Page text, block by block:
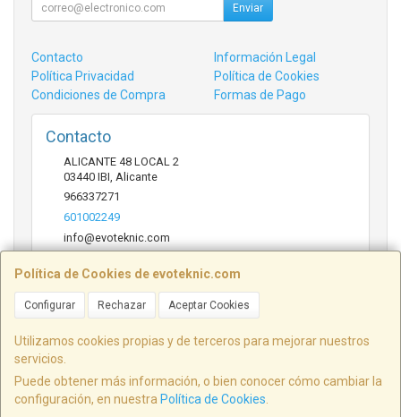
Política de Cookies de evoteknic.com
Configurar Rechazar Aceptar Cookies
Utilizamos cookies propias y de terceros para mejorar nuestros
servicios.
Puede obtener más información, o bien conocer cómo cambiar la
configuración, en nuestra Política de Cookies
Enviar
Contacto
Información Legal
Política Privacidad
Política de Cookies
Condiciones de Compra
Formas de Pago
Contacto
ALICANTE 48 LOCAL 2
03440 IBI Alicante
966337271
601002249
info@evoteknic.com
Horario
ALICANTE 48 LOCAL 2, 03440, Alicante, España. - C.I.F.: B54578497 - Tfno:
601002249